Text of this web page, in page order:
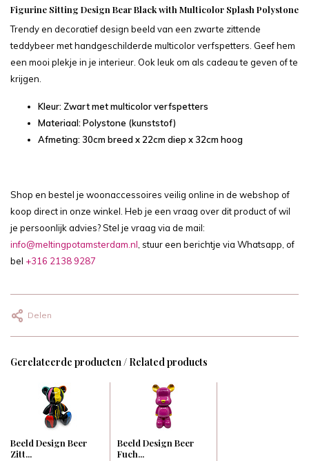
Figurine Sitting Design Bear Black with Multicolor Splash Polystone
Trendy en decoratief design beeld van een zwarte zittende
teddybeer met handgeschilderde multicolor verfspetters. Geef hem
een mooi plekje in je interieur. Ook leuk om als cadeau te geven of te
krijgen.
Kleur: Zwart met multicolor verfspetters
Materiaal: Polystone (kunststof)
Afmeting: 30cm breed x 22cm diep x 32cm hoog
Shop en bestel je woonaccessoires veilig online in de webshop of
koop direct in onze winkel. Heb je een vraag over dit product of wil
je persoonlijk advies? Stel je vraag via de mail:
info@meltingpotamsterdam.nl, stuur een berichtje via Whatsapp, of
bel +316 2138 9287
Delen
Gerelateerde producten / Related products
Beeld Design Beer
Zitt...
Beeld Design Beer
Fuch...